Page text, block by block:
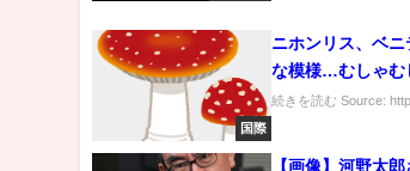
国際
ニホンリス、ベ
な模様…むしゃむ
続きを読む Source:
【画像】河野太